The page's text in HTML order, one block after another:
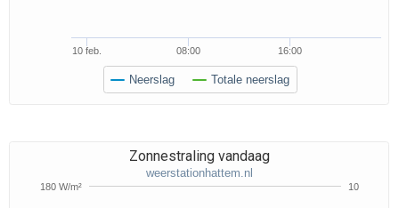
Neerslag Totale neerslag
10 feb. 08:00 16:00
Zonnestraling vandaag
weerstationhattem.nl
10
180 W/m²